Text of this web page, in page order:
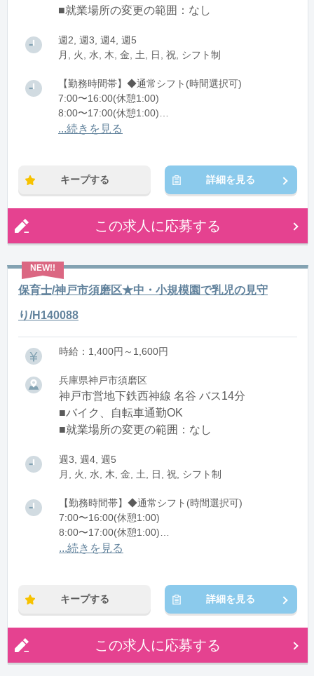
■就業場所の変更の範囲：なし
週2, 週3, 週4, 週5
月, 火, 水, 木, 金, 土, 日, 祝, シフト制
【勤務時間帯】◆通常シフト(時間選択可)
7:00〜16:00(休憩1:00)
8:00〜17:00(休憩1:00)
12:00〜21:00(休憩1:00)
...続きを見る
キープする 詳細を見る
この求人に応募する
保育士/神戸市須磨区★中・小規模園で乳児の見守
り/H140088
時給：1,400円～1,600円
兵庫県神戸市須磨区
神戸市営地下鉄西神線 名谷 バス14分
■バイク、自転車通勤OK
■就業場所の変更の範囲：なし
週3, 週4, 週5
月, 火, 水, 木, 金, 土, 日, 祝, シフト制
【勤務時間帯】◆通常シフト(時間選択可)
7:00〜16:00(休憩1:00)
8:00〜17:00(休憩1:00)
12:00〜21:00(休憩1:00)
...続きを見る
キープする 詳細を見る
この求人に応募する